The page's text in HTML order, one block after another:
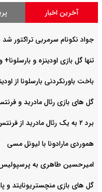
آخرین اخبار
جواد نکونام سرمربی تراکتور شد
تنها گل بازی اودینزه و بارسلونا+
باخت باورنکردنی بارسلونا از
گل های بازی رئال مادرید و
برد ۲ به یک رئال مادرید از فرنتس واروش
هموردی مارادونا با لیونل مسی
امیرحسین طاهری به
گل های بازی منچستریونایتد و